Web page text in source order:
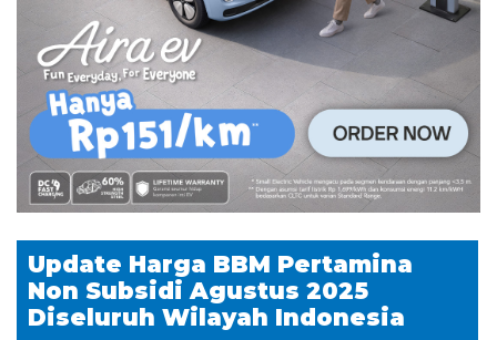
Update Harga BBM Pertamina
Non Subsidi Agustus 2025
Diseluruh Wilayah Indonesia